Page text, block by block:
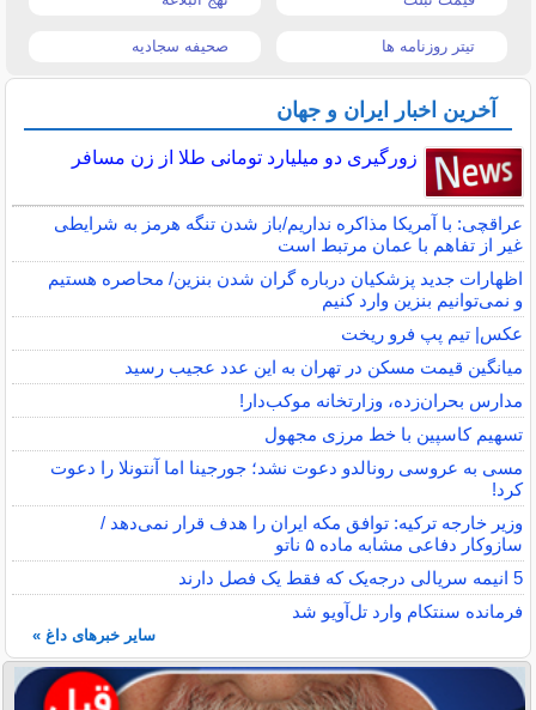
تیتر روزنامه ها صحیفه سجادیه
آخرین اخبار ایران و جهان
زورگیری دو میلیارد تومانی طلا از زن مسافر
عراقچی: با آمریکا مذاکره نداریم/باز شدن تنگه هرمز به شرایطی
غیر از تفاهم با عمان مرتبط است
اظهارات جدید پزشکیان درباره گران شدن بنزین/ محاصره هستیم
و نمی‌توانیم بنزین وارد کنیم
عکس| تیم پپ فرو ریخت
میانگین قیمت مسکن در تهران به این عدد عجیب رسید
مدارس بحران‌زده، وزارتخانه موکب‌دار!
تسهیم کاسپین با خط مرزی مجهول
مسی به عروسی رونالدو دعوت نشد؛ جورجینا اما آنتونلا را دعوت
کرد!
وزیر خارجه ترکیه: توافق مکه ایران را هدف قرار نمی‌دهد /
سازوکار دفاعی مشابه ماده ۵ ناتو
5 انیمه سریالی درجه‌یک که فقط یک فصل دارند
فرمانده سنتکام وارد تل‌آویو شد
سایر خبرهای داغ »